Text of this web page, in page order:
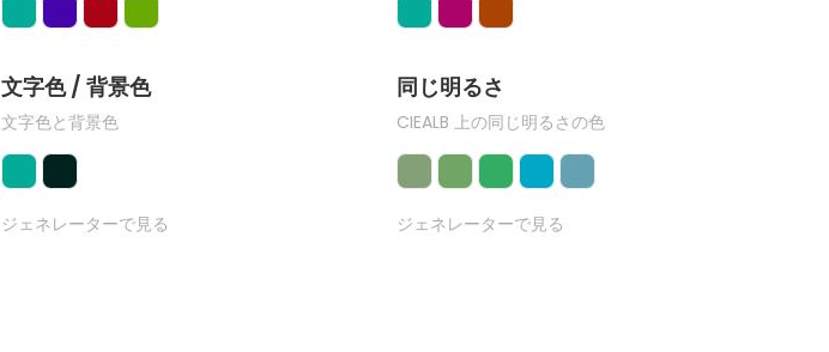
文字色 / 背景色
文字色と背景色
ジェネレーターで見る
同じ明るさ
CIEALB 上の同じ明るさの色
ジェネレーターで見る